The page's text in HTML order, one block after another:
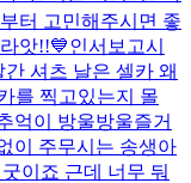
터 고민해주시면 좋
앗!!💙인서보고시
간 셔츠 날은 셀카 왜
를 찍고있는지 몰
억이 방울방울즐거
이 주무시는 송생아
이죠 근데 너무 둬